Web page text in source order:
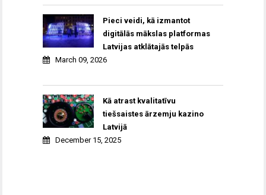
Pieci veidi, kā izmantot
digitālās mākslas platformas
Latvijas atklātajās telpās
March 09, 2026
Kā atrast kvalitatīvu
tiešsaistes ārzemju kazino
Latvijā
December 15, 2025